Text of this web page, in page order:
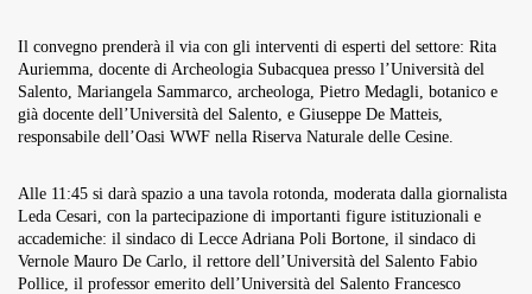
Il convegno prenderà il via con gli interventi di esperti del settore: Rita
Auriemma, docente di Archeologia Subacquea presso l’Università del
Salento, Mariangela Sammarco, archeologa, Pietro Medagli, botanico e
già docente dell’Università del Salento, e Giuseppe De Matteis,
responsabile dell’Oasi WWF nella Riserva Naturale delle Cesine.
Alle 11:45 si darà spazio a una tavola rotonda, moderata dalla giornalista
Leda Cesari, con la partecipazione di importanti figure istituzionali e
accademiche: il sindaco di Lecce Adriana Poli Bortone, il sindaco di
Vernole Mauro De Carlo, il rettore dell’Università del Salento Fabio
Pollice, il professor emerito dell’Università del Salento Francesco